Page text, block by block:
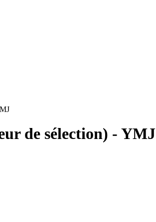
de sélection) - YMJ